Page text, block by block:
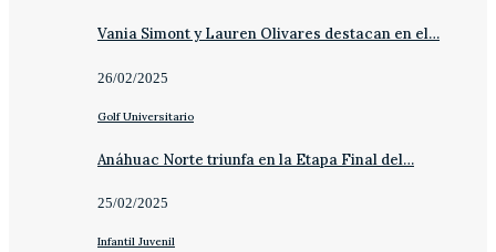
Vania Simont y Lauren Olivares destacan en el…
26/02/2025
Golf Universitario
Anáhuac Norte triunfa en la Etapa Final del…
25/02/2025
Infantil Juvenil